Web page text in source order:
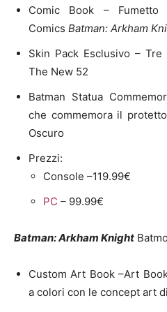
Comic Book –
Comics Batman: Arkham
Skin Pack Esclusivo –
The New 52
Batman Statua
che commemora il
Oscuro
Prezzi:
Console –119.99€
PC – 99.99€
Batman: Arkham Knight
Custom Art Book –Art
a colori con le concept art